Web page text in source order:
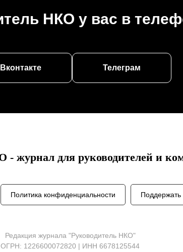
НКО у вас в
Вконтакте Телеграм
- журнал для руководителей и
Политика конфиденциальности Поддержать
Редакция журнала "Руководитель НКО"
ОГРН: 1226600072820 | ИНН 6678125544